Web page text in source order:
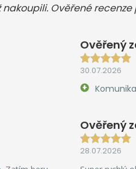
Ověřené
Ověřený
30.07.2026
Ověřený
28.07.2026